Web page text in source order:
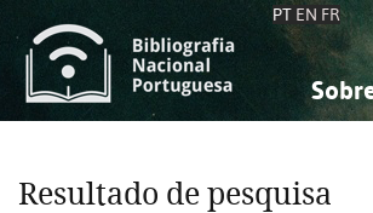
PT EN FR
Resultado de pesquisa